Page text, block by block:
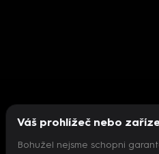
Váš prohlížeč nebo
Bohužel nejsme schopni